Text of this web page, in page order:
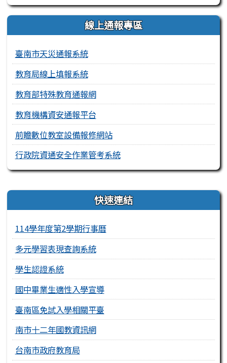
線上通報專區
臺南市天災通報系統
教育局線上填報系統
教育部特殊教育通報網
教育機構資安通報平台
前瞻數位教室設備報修網站
行政院資通安全作業管考系統
右邊區域內容 快速連結
114學年度第2學期行事曆
多元學習表現查詢系統
學生認證系統
國中畢業生適性入學宣導
臺南區免試入學相關平臺
南市十二年國教資訊網
台南市政府教育局